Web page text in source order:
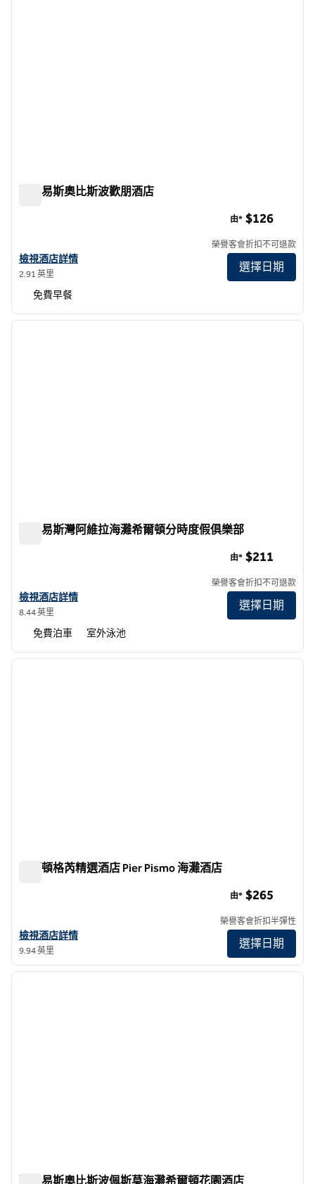
聖路易斯奧比斯波歡朋酒店
查看聖路易斯奧蒂斯波希爾頓歡朋酒店詳情
檢視酒店詳情
2.91 英里
由* $126
榮譽客會折扣不可退款
選擇日期
免費早餐
第 1 頁，共 12 頁
下一
聖路易斯灣阿維拉海灘希爾頓分時度假俱樂部
查看聖路易斯灣阿維拉海灘希爾頓分時度假俱樂部的酒店詳情
檢視酒店詳情
8.44 英里
由* $211
榮譽客會折扣不可退款
選擇日期
免費泊車 室外泳池
第 1 頁，共 13 頁
下一
希爾頓格芮精選酒店 Pier Pismo 海灘酒店
查看希爾頓格芮精選精選酒店 Pier Pismo 海灘酒店詳情
檢視酒店詳情
9.94 英里
由* $265
榮譽客會折扣半彈性
選擇日期
1/12
第 1 頁，共 12 頁
下一
聖路易斯奧比斯波佩斯莫海灘希爾頓花園酒店